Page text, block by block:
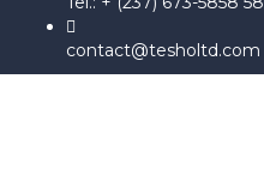
contact@tesholtd.com